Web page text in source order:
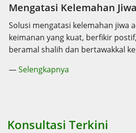
Mengatasi Kelemahan Jiwa
Solusi mengatasi kelemahan jiwa
keimanan yang kuat, berfikir
beramal shalih dan bertawakkal
—Selengkapnya
Konsultasi Terkini